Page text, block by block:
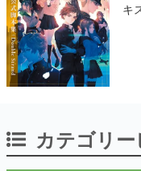
キ
カテゴリ